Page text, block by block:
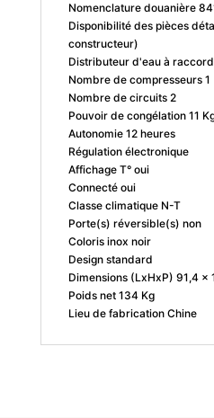
Nomenclature douanière
Disponibilité des pièces
constructeur)
Distributeur d'eau à
Nombre de compresseurs 1
Nombre de circuits 2
Pouvoir de congélation 11
Autonomie 12 heures
Régulation électronique
Affichage T° oui
Connecté oui
Classe climatique N-T
Porte(s) réversible(s) non
Coloris inox noir
Design standard
Dimensions (LxHxP) 91,4 x
Poids net 134 Kg
Lieu de fabrication Chine